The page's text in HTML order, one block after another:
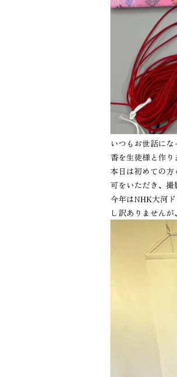
いつもお世話に
香を生徒様と作り
本日は初めての
可をいただき、撮
今年はNHK大河
し訳ありません